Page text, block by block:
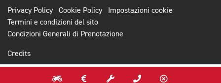
Privacy Policy Cookie Policy
Impostazioni cookie
Termini e condizioni del sito
Condizioni Generali di Prenotazione
Credits